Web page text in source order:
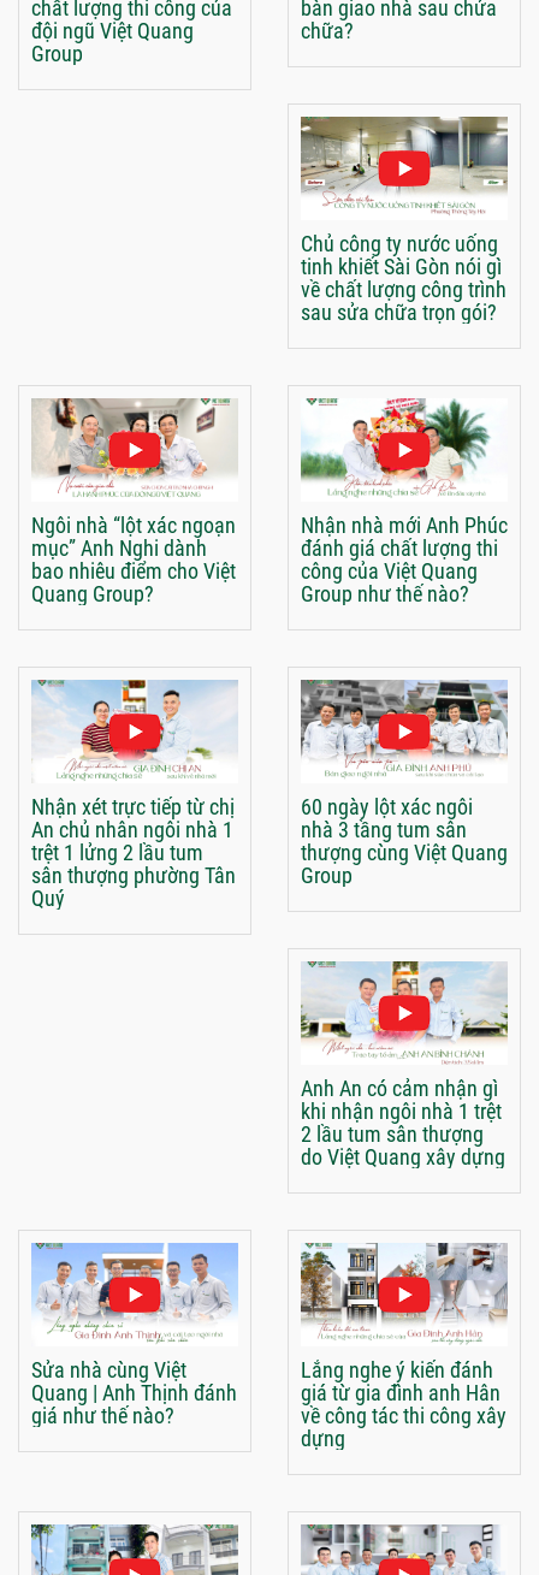
chất lượng thi công của
đội ngũ Việt Quang
Group
bàn giao nhà sau chửa
chữa?
Chủ công ty nước uống
tinh khiết Sài Gòn nói gì
về chất lượng công trình
sau sửa chữa trọn gói?
Ngôi nhà “lột xác ngoạn
mục” Anh Nghi dành
bao nhiêu điểm cho Việt
Quang Group?
Nhận nhà mới Anh Phúc
đánh giá chất lượng thi
công của Việt Quang
Group như thế nào?
Nhận xét trực tiếp từ chị
An chủ nhân ngôi nhà 1
trệt 1 lửng 2 lầu tum
sân thượng phường Tân
Quý
60 ngày lột xác ngôi
nhà 3 tầng tum sân
thượng cùng Việt Quang
Group
Anh An có cảm nhận gì
khi nhận ngôi nhà 1 trệt
2 lầu tum sân thượng
do Việt Quang xây dựng
Sửa nhà cùng Việt
Quang | Anh Thịnh đánh
giá như thế nào?
Lắng nghe ý kiến đánh
giá từ gia đình anh Hân
về công tác thi công xây
dựng